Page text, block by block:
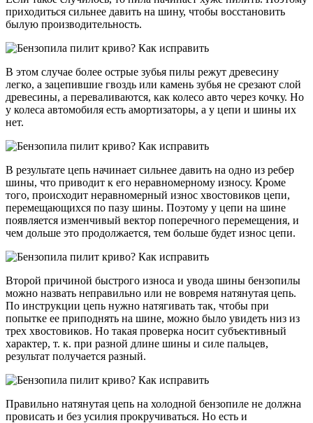
приходиться сильнее давить на шину, чтобы восстановить
былую производительность.
В этом случае более острые зубья пилы режут древесину
легко, а зацепившие гвоздь или камень зубья не срезают слой
древесины, а переваливаются, как колесо авто через кочку. Но
у колеса автомобиля есть амортизаторы, а у цепи и шины их
нет.
В результате цепь начинает сильнее давить на одно из ребер
шины, что приводит к его неравномерному износу. Кроме
того, происходит неравномерный износ хвостовиков цепи,
перемещающихся по пазу шины. Поэтому у цепи на шине
появляется изменчивый вектор поперечного перемещения, и
чем дольше это продолжается, тем больше будет износ цепи.
Второй причиной быстрого износа и увода шины бензопилы
можно назвать неправильно или не вовремя натянутая цепь.
По инструкции цепь нужно натягивать так, чтобы при
попытке ее приподнять на шине, можно было увидеть низ из
трех хвостовиков. Но такая проверка носит субъективный
характер, т. к. при разной длине шины и силе пальцев,
результат получается разный.
Правильно натянутая цепь на холодной бензопиле не должна
провисать и без усилия прокручиваться. Но есть и